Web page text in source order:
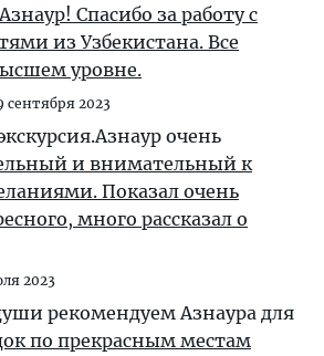
Спасибо за работу с
из Узбекистана. Все
уровне.
сентября 2023
очень
и внимательный к
Показал очень
много рассказал о
2023
рекомендуем Азнаура для
по прекрасным местам